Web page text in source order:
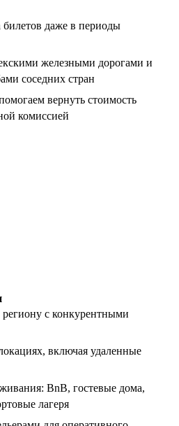
даже в периоды
железными дорогами и
соседних стран
вернуть стоимость
комиссией
региону с конкурентными
включая удаленные
BnB, гостевые дома,
лагеря